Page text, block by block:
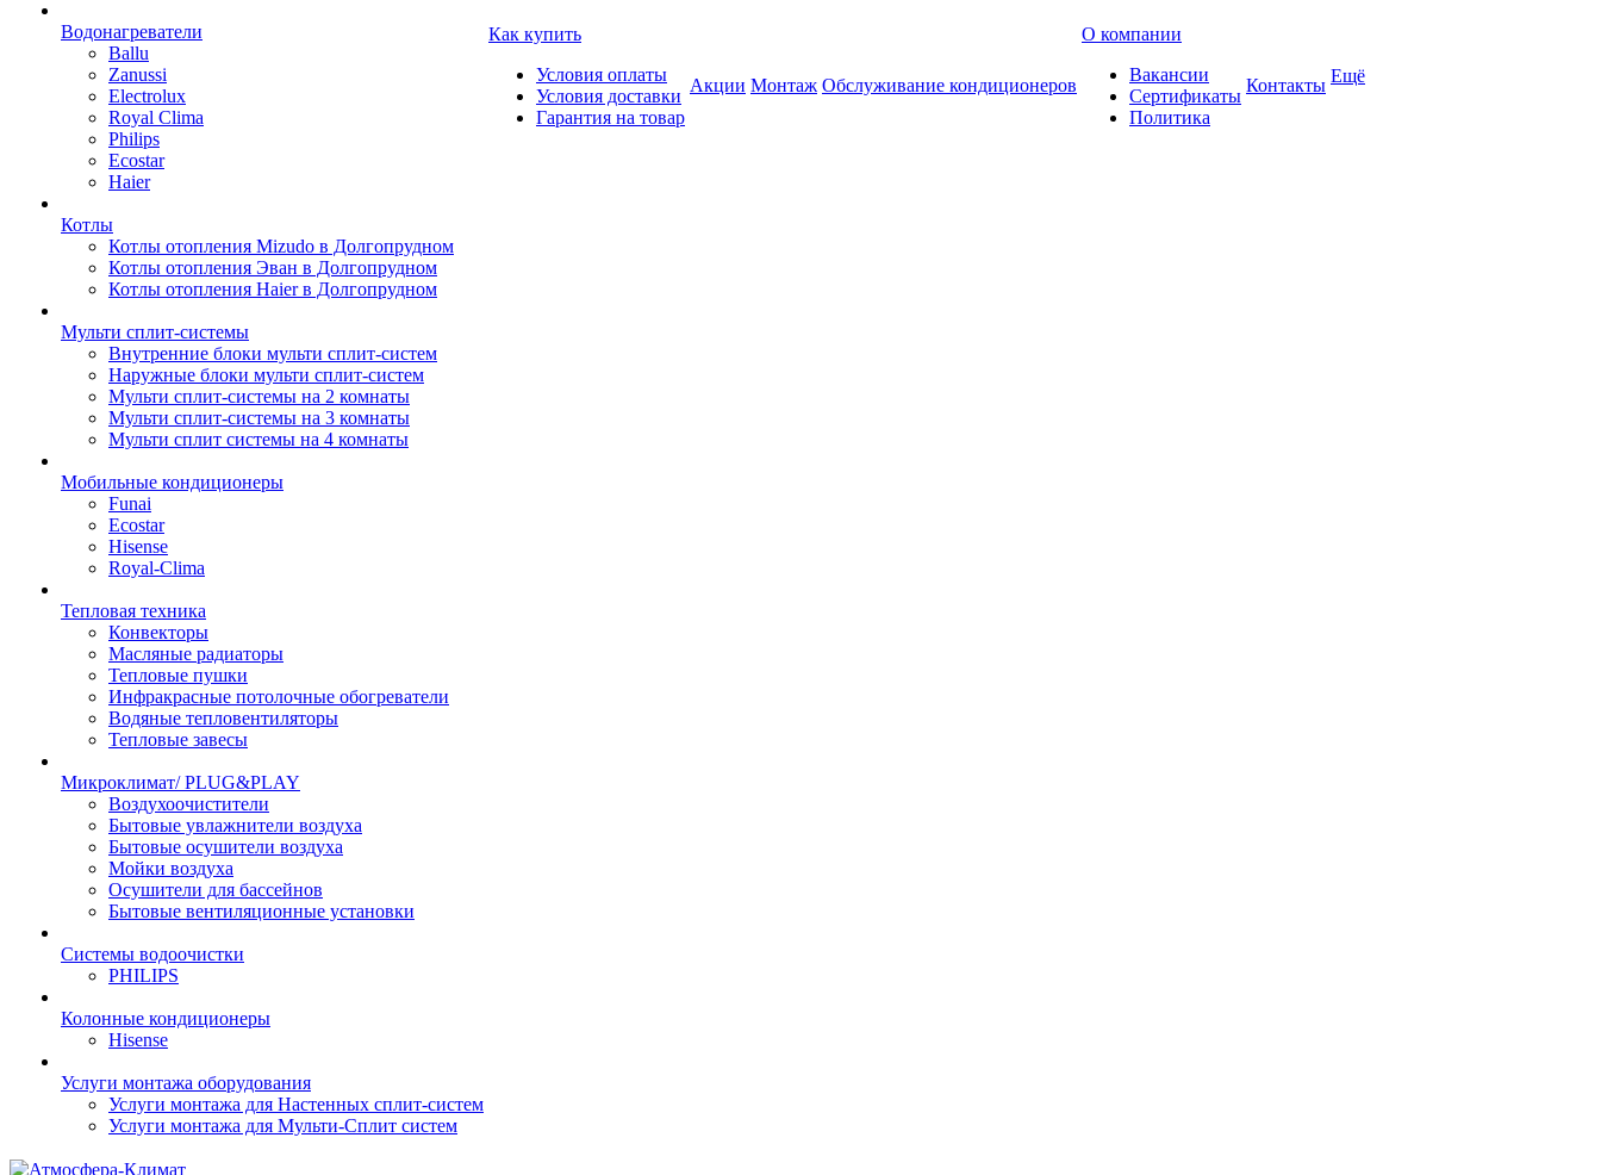
Водонагреватели
Ballu
Zanussi
Electrolux
Royal Clima
Philips
Ecostar
Haier
Котлы
Котлы отопления Mizudo в Долгопрудном
Котлы отопления Эван в Долгопрудном
Котлы отопления Haier в Долгопрудном
Мульти сплит-системы
Внутренние блоки мульти сплит-систем
Наружные блоки мульти сплит-систем
Мульти сплит-системы на 2 комнаты
Мульти сплит-системы на 3 комнаты
Мульти сплит системы на 4 комнаты
Мобильные кондиционеры
Funai
Ecostar
Hisense
Royal-Clima
Тепловая техника
Конвекторы
Масляные радиаторы
Тепловые пушки
Инфракрасные потолочные обогреватели
Водяные тепловентиляторы
Тепловые завесы
Микроклимат/ PLUG&PLAY
Воздухоочистители
Бытовые увлажнители воздуха
Бытовые осушители воздуха
Мойки воздуха
Осушители для бассейнов
Бытовые вентиляционные установки
Системы водоочистки
PHILIPS
Колонные кондиционеры
Hisense
Услуги монтажа оборудования
Услуги монтажа для Настенных сплит-систем
Услуги монтажа для Мульти-Сплит систем
Как купить
Условия оплаты
Условия доставки
Гарантия на товар
Акции Монтаж Обслуживание кондиционеров
О компании
Вакансии
Сертификаты
Политика
Контакты Ещё